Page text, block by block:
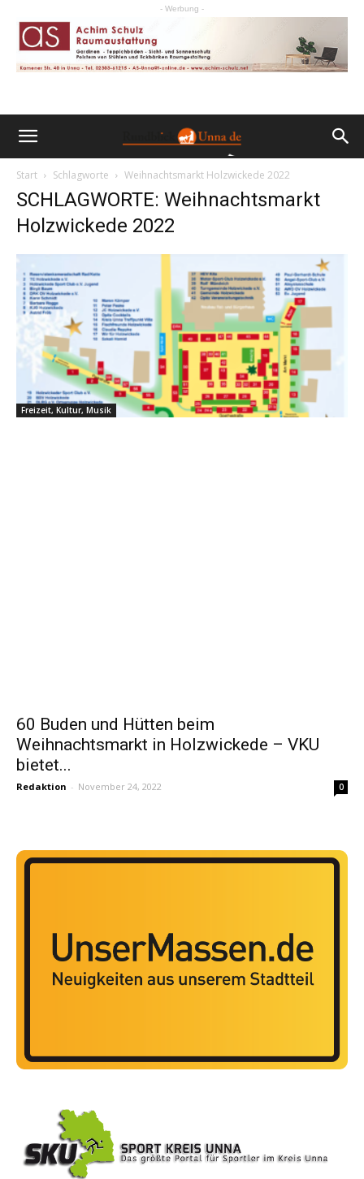
- Werbung -
Start Schlagworte Weihnachtsmarkt Holzwickede 2022
SCHLAGWORTE: Weihnachtsmarkt
Holzwickede 2022
Freizeit, Kultur, Musik
60 Buden und Hütten beim
Weihnachtsmarkt in Holzwickede – VKU
bietet...
Redaktion - November 24, 2022 0